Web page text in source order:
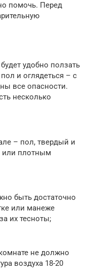
помочь. Перед
удобно ползать
и оглядеться – с
все опасности.
несколько
– пол, твердый и
или плотным
быть достаточно
или манеже
их тесноты;
не должно
воздуха 18-20